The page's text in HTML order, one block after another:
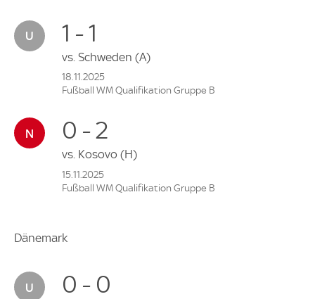
1 - 1
vs. Schweden (A)
18.11.2025
Fußball WM Qualifikation Gruppe B
0 - 2
vs. Kosovo (H)
15.11.2025
Fußball WM Qualifikation Gruppe B
Dänemark
0 - 0